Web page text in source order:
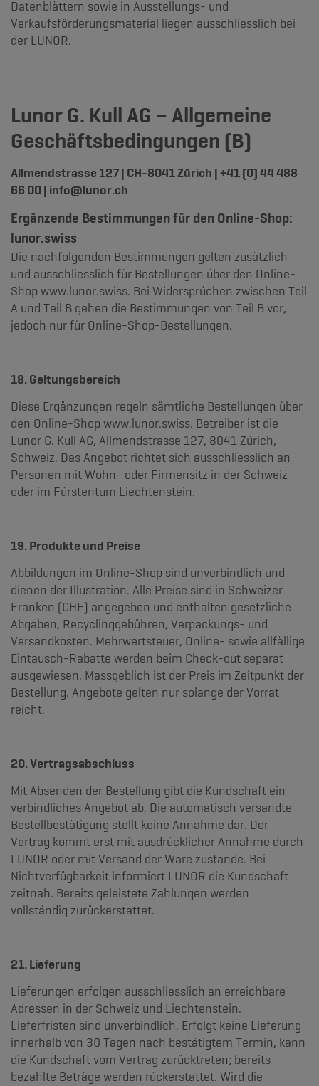
Datenblättern sowie in Ausstellungs- und
Verkaufsförderungsmaterial liegen ausschliesslich bei
der LUNOR.
Lunor G. Kull AG – Allgemeine
Geschäftsbedingungen (B)
Allmendstrasse 127 | CH-8041 Zürich | +41 (0) 44 488
66 00 | info@lunor.ch
Ergänzende Bestimmungen für den Online-Shop:
lunor.swiss
Die nachfolgenden Bestimmungen gelten zusätzlich
und ausschliesslich für Bestellungen über den Online-
Shop www.lunor.swiss. Bei Widersprüchen zwischen Teil
A und Teil B gehen die Bestimmungen von Teil B vor,
jedoch nur für Online-Shop-Bestellungen.
18. Geltungsbereich
Diese Ergänzungen regeln sämtliche Bestellungen über
den Online-Shop www.lunor.swiss. Betreiber ist die
Lunor G. Kull AG, Allmendstrasse 127, 8041 Zürich,
Schweiz. Das Angebot richtet sich ausschliesslich an
Personen mit Wohn- oder Firmensitz in der Schweiz
oder im Fürstentum Liechtenstein.
19. Produkte und Preise
Abbildungen im Online-Shop sind unverbindlich und
dienen der Illustration. Alle Preise sind in Schweizer
Franken (CHF) angegeben und enthalten gesetzliche
Abgaben, Recyclinggebühren, Verpackungs- und
Versandkosten. Mehrwertsteuer, Online- sowie allfällige
Eintausch-Rabatte werden beim Check-out separat
ausgewiesen. Massgeblich ist der Preis im Zeitpunkt der
Bestellung. Angebote gelten nur solange der Vorrat
reicht.
20. Vertragsabschluss
Mit Absenden der Bestellung gibt die Kundschaft ein
verbindliches Angebot ab. Die automatisch versandte
Bestellbestätigung stellt keine Annahme dar. Der
Vertrag kommt erst mit ausdrücklicher Annahme durch
LUNOR oder mit Versand der Ware zustande. Bei
Nichtverfügbarkeit informiert LUNOR die Kundschaft
zeitnah. Bereits geleistete Zahlungen werden
vollständig zurückerstattet.
21. Lieferung
Lieferungen erfolgen ausschliesslich an erreichbare
Adressen in der Schweiz und Liechtenstein.
Lieferfristen sind unverbindlich. Erfolgt keine Lieferung
innerhalb von 30 Tagen nach bestätigtem Termin, kann
die Kundschaft vom Vertrag zurücktreten; bereits
bezahlte Beträge werden rückerstattet. Wird die